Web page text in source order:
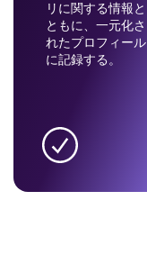
リに関する情報と
ともに、一元化さ
れたプロフィール
に記録する。